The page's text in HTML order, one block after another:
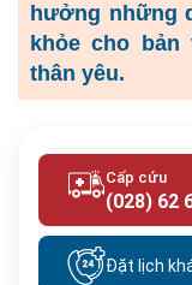
hưởng những
khỏe cho
thân yêu.
Cấp cứu
(028) 62
Đặt lịch